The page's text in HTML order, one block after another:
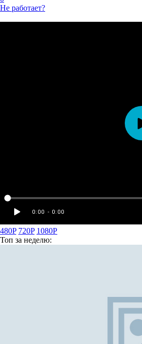
Не работает?
480P 720P 1080P
Топ за неделю: